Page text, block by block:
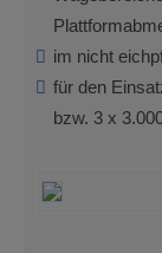
im nicht
für den
bzw. 3 x